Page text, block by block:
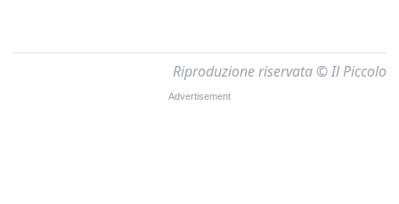
Riproduzione riservata © Il Piccolo